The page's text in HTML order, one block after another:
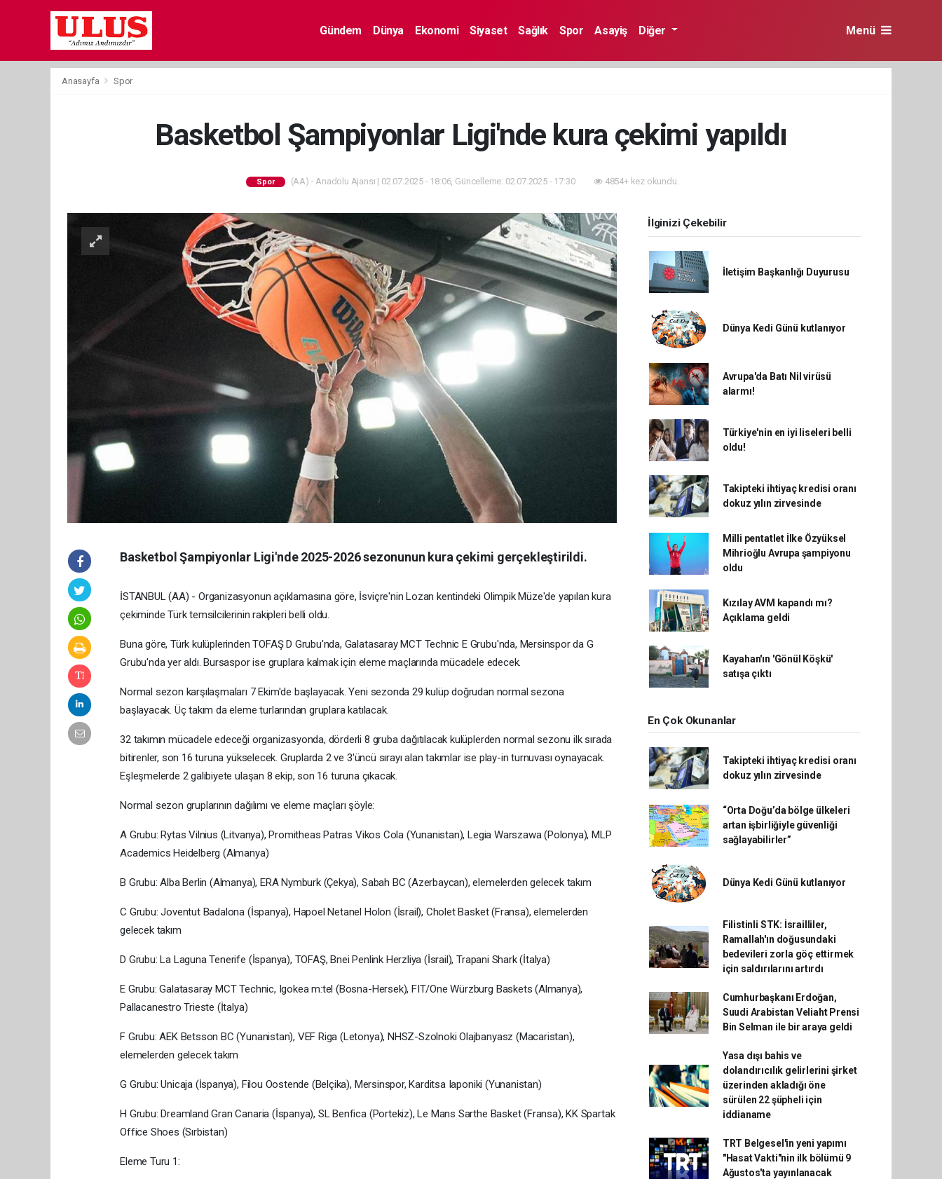
Gündem Dünya Ekonomi Siyaset Sağlık Spor Asayiş Diğer Menü
Anasayfa Spor
Basketbol Şampiyonlar Ligi'nde kura çekimi yapıldı
Spor (AA) - Anadolu Ajansı | 02.07.2025 - 18:06, Güncelleme: 02.07.2025 - 17:30 4854+ kez okundu.
Basketbol Şampiyonlar Ligi'nde 2025-2026 sezonunun kura çekimi gerçekleştirildi.
İSTANBUL (AA) - Organizasyonun açıklamasına göre, İsviçre'nin Lozan kentindeki Olimpik Müze'de yapılan kura
çekiminde Türk temsilcilerinin rakipleri belli oldu.
Buna göre, Türk kulüplerinden TOFAŞ D Grubu'nda, Galatasaray MCT Technic E Grubu'nda, Mersinspor da G
Grubu'nda yer aldı. Bursaspor ise gruplara kalmak için eleme maçlarında mücadele edecek.
Normal sezon karşılaşmaları 7 Ekim'de başlayacak. Yeni sezonda 29 kulüp doğrudan normal sezona
başlayacak. Üç takım da eleme turlarından gruplara katılacak.
32 takımın mücadele edeceği organizasyonda, dörderli 8 gruba dağıtılacak kulüplerden normal sezonu ilk sırada
bitirenler, son 16 turuna yükselecek. Gruplarda 2 ve 3'üncü sırayı alan takımlar ise play-in turnuvası oynayacak.
Eşleşmelerde 2 galibiyete ulaşan 8 ekip, son 16 turuna çıkacak.
Normal sezon gruplarının dağılımı ve eleme maçları şöyle:
A Grubu: Rytas Vilnius (Litvanya), Promitheas Patras Vikos Cola (Yunanistan), Legia Warszawa (Polonya), MLP
Academics Heidelberg (Almanya)
B Grubu: Alba Berlin (Almanya), ERA Nymburk (Çekya), Sabah BC (Azerbaycan), elemelerden gelecek takım
C Grubu: Joventut Badalona (İspanya), Hapoel Netanel Holon (İsrail), Cholet Basket (Fransa), elemelerden
gelecek takım
D Grubu: La Laguna Tenerife (İspanya), TOFAŞ, Bnei Penlink Herzliya (İsrail), Trapani Shark (İtalya)
E Grubu: Galatasaray MCT Technic, Igokea m:tel (Bosna-Hersek), FIT/One Würzburg Baskets (Almanya),
Pallacanestro Trieste (İtalya)
F Grubu: AEK Betsson BC (Yunanistan), VEF Riga (Letonya), NHSZ-Szolnoki Olajbanyasz (Macaristan),
elemelerden gelecek takım
G Grubu: Unicaja (İspanya), Filou Oostende (Belçika), Mersinspor, Karditsa Iaponiki (Yunanistan)
H Grubu: Dreamland Gran Canaria (İspanya), SL Benfica (Portekiz), Le Mans Sarthe Basket (Fransa), KK Spartak
Office Shoes (Sırbistan)
Eleme Turu 1:
İlginizi Çekebilir
İletişim Başkanlığı Duyurusu
Dünya Kedi Günü kutlanıyor
Avrupa'da Batı Nil virüsü
alarmı!
Türkiye'nin en iyi liseleri belli
oldu!
Takipteki ihtiyaç kredisi oranı
dokuz yılın zirvesinde
Milli pentatlet İlke Özyüksel
Mihrioğlu Avrupa şampiyonu
oldu
Kızılay AVM kapandı mı?
Açıklama geldi
Kayahan'ın 'Gönül Köşkü'
satışa çıktı
En Çok Okunanlar
Takipteki ihtiyaç kredisi oranı
dokuz yılın zirvesinde
“Orta Doğu’da bölge ülkeleri
artan işbirliğiyle güvenliği
sağlayabilirler”
Dünya Kedi Günü kutlanıyor
Filistinli STK: İsrailliler,
Ramallah'ın doğusundaki
bedevileri zorla göç ettirmek
için saldırılarını artırdı
Cumhurbaşkanı Erdoğan,
Suudi Arabistan Veliaht Prensi
Bin Selman ile bir araya geldi
Yasa dışı bahis ve
dolandırıcılık gelirlerini şirket
üzerinden akladığı öne
sürülen 22 şüpheli için
iddianame
TRT Belgesel'in yeni yapımı
"Hasat Vakti"nin ilk bölümü 9
Ağustos'ta yayınlanacak